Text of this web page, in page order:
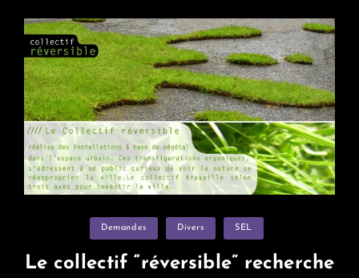
Naturelles
Categories
Demandes Divers SEL
Le collectif “réversible” recherche